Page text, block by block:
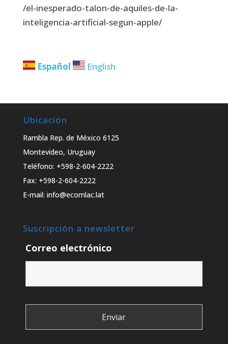
/el-inesperado-talon-de-aquiles-de-la-
inteligencia-artificial-segun-apple/
Español English
Ubicación
Rambla Rep. de México 6125
Montevideo, Uruguay
Teléfono: +598-2-604-2222
Fax: +598-2-604-2222
E-mail: info@ecomlac.lat
Suscripción a newsletter
Correo electrónico